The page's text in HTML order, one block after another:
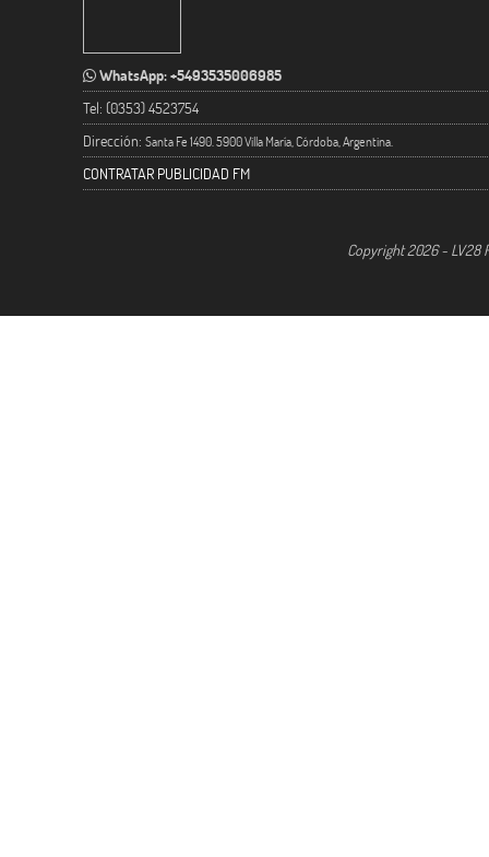
WhatsApp: +5493535006985
Tel: (0353) 4523754
Dirección: Santa Fe 1490. 5900 Villa María, Córdoba, Argentina.
CONTRATAR PUBLICIDAD FM
Copyright 2026 - LV28